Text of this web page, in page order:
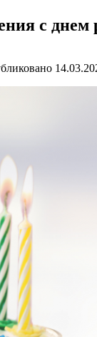
с днем